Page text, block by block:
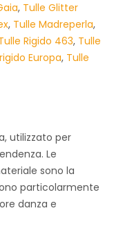
, Tulle Glitter
, Tulle Madreperla,
Rigido 463, Tulle
Europa, Tulle
utilizzato per
Le
sono la
particolarmente
danza e